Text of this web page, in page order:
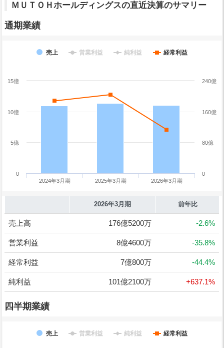
ＭＵＴＯＨホールディングスの直近決算のサマリー
通期業績
売上 営業利益 純利益 経常利益
2024年3月期 2025年3月期 2026年3月期
0
80億
160億
240億
0
5億
10億
15億
2026年3月期 前年比
売上高 176億5200万 -2.6%
営業利益 8億4600万 -35.8%
経常利益 7億800万 -44.4%
純利益 101億2100万 +637.1%
四半期業績
売上 営業利益 純利益 経常利益